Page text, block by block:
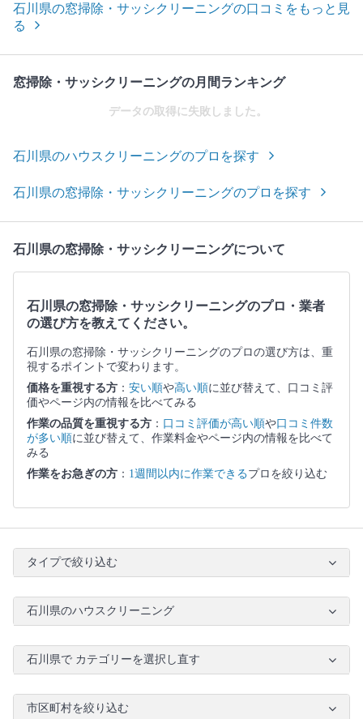
石川県の窓掃除・サッシクリーニングの口コミをもっと見
る
窓掃除・サッシクリーニングの月間ランキング
データの取得に失敗しました。
石川県のハウスクリーニングのプロを探す
石川県の窓掃除・サッシクリーニングのプロを探す
石川県の窓掃除・サッシクリーニングについて
石川県の窓掃除・サッシクリーニングのプロ・業者
の選び方を教えてください。
石川県の窓掃除・サッシクリーニングのプロの選び方は、重
視するポイントで変わります。
価格を重視する方 ： 安い順や高い順に並び替えて、口コミ評
価やページ内の情報を比べてみる
作業の品質を重視する方 ： 口コミ評価が高い順や口コミ件数
が多い順に並び替えて、作業料金やページ内の情報を比べて
みる
作業をお急ぎの方 ： 1週間以内に作業できるプロを絞り込む
タイプで絞り込む
石川県のハウスクリーニング
石川県で カテゴリーを選択し直す
市区町村を絞り込む